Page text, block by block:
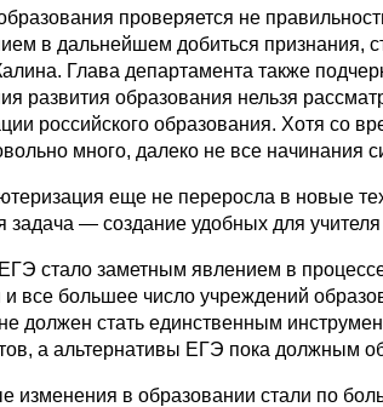
проверяется не
в дальнейшем добиться признания,
Глава департамента также
развития образования нельзя
российского образования. Хотя со
много, далеко не все начинания
еще не переросла в новые
задача — создание удобных для
стало заметным явлением в
и все большее число учреждений
должен стать единственным
а альтернативы ЕГЭ пока должным
изменения в образовании стали по